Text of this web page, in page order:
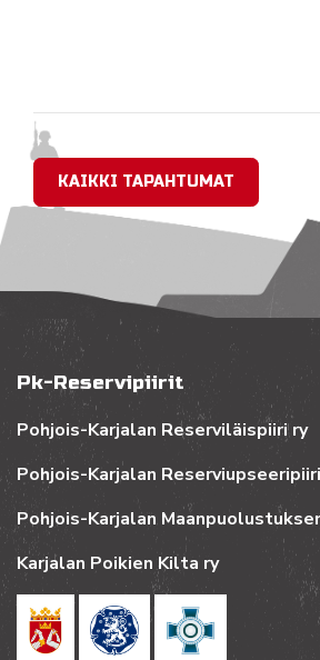
KAIKKI TAPAHTUMAT
Pk-Reservipiirit
Pohjois-Karjalan Reserviläispiiri ry
Pohjois-Karjalan
Pohjois-Karjalan
Karjalan Poikien Kilta ry